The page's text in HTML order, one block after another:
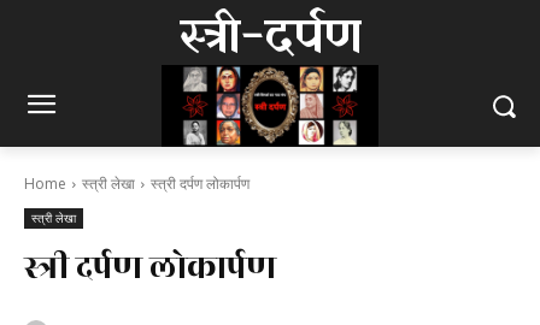
स्त्री-दर्पण
Home स्त्री लेखा स्त्री दर्पण लोकार्पण
स्त्री लेखा
स्त्री दर्पण लोकार्पण